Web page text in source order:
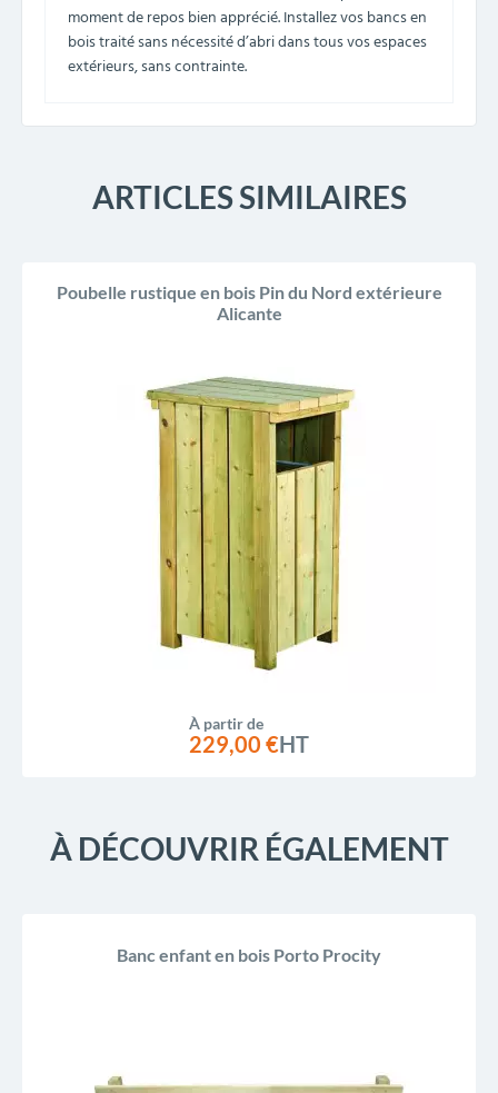
moment de repos bien apprécié. Installez vos bancs en
bois traité sans nécessité d’abri dans tous vos espaces
extérieurs, sans contrainte.
ARTICLES SIMILAIRES
Poubelle rustique en bois Pin du Nord extérieure
Alicante
À partir de
229,00 €HT
À DÉCOUVRIR ÉGALEMENT
Banc enfant en bois Porto Procity